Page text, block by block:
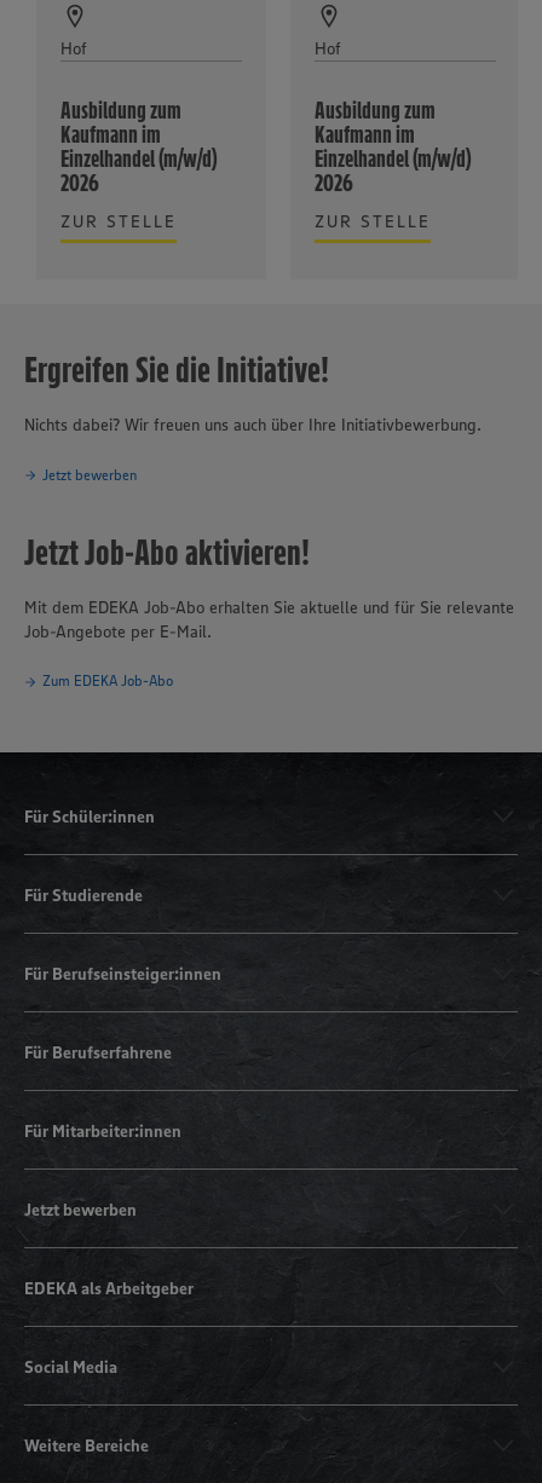
Hof
Ausbildung zum
Kaufmann im
Einzelhandel (m/w/d)
2026
ZUR STELLE
Hof
Ausbildung zum
Kaufmann im
Einzelhandel (m/w/d)
2026
ZUR STELLE
Ergreifen Sie die Initiative!
Nichts dabei? Wir freuen uns auch über Ihre Initiativbewerbung.
Jetzt bewerben
Jetzt Job-Abo aktivieren!
Mit dem EDEKA Job-Abo erhalten Sie aktuelle und für Sie relevante
Job-Angebote per E-Mail.
Zum EDEKA Job-Abo
Für Schüler:innen
Für Studierende
Für Berufseinsteiger:innen
Für Berufserfahrene
Für Mitarbeiter:innen
Jetzt bewerben
EDEKA als Arbeitgeber
Social Media
Weitere Bereiche